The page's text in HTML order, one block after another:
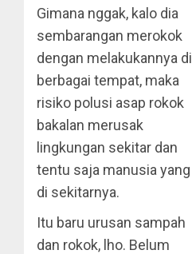
Gimana nggak, kalo dia
sembarangan merokok
dengan melakukannya di
berbagai tempat, maka
risiko polusi asap rokok
bakalan merusak
lingkungan sekitar dan
tentu saja manusia yang
di sekitarnya.
Itu baru urusan sampah
dan rokok, lho. Belum